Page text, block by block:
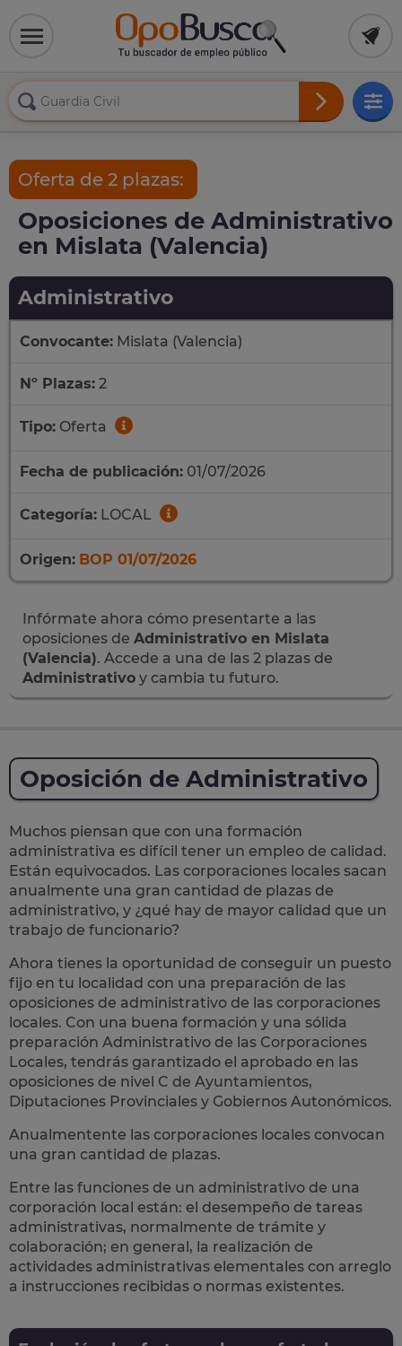
Oferta de 2 plazas:
Oposiciones de Administrativo
en Mislata (Valencia)
Administrativo
Convocante: Mislata (Valencia)
Nº Plazas: 2
Tipo: Oferta
Fecha de publicación: 01/07/2026
Categoría: LOCAL
Origen: BOP 01/07/2026
Infórmate ahora cómo presentarte a las
oposiciones de Administrativo en Mislata
(Valencia). Accede a una de las 2 plazas de
Administrativo y cambia tu futuro.
Oposición de Administrativo
Muchos piensan que con una formación
administrativa es difícil tener un empleo de calidad.
Están equivocados. Las corporaciones locales sacan
anualmente una gran cantidad de plazas de
administrativo, y ¿qué hay de mayor calidad que un
trabajo de funcionario?
Ahora tienes la oportunidad de conseguir un puesto
fijo en tu localidad con una preparación de las
oposiciones de administrativo de las corporaciones
locales. Con una buena formación y una sólida
preparación Administrativo de las Corporaciones
Locales, tendrás garantizado el aprobado en las
oposiciones de nivel C de Ayuntamientos,
Diputaciones Provinciales y Gobiernos Autonómicos.
Anualmentente las corporaciones locales convocan
una gran cantidad de plazas.
Entre las funciones de un administrativo de una
corporación local están: el desempeño de tareas
administrativas, normalmente de trámite y
colaboración; en general, la realización de
actividades administrativas elementales con arreglo
a instrucciones recibidas o normas existentes.